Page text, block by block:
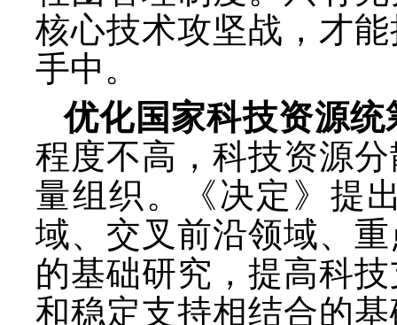
核心技术攻坚战，才
手中。
优化国家科技资源统
程度不高，科技资源
量组织。《决定》提
域、交叉前沿领域、
的基础研究，提高科
和稳定支持相结合的